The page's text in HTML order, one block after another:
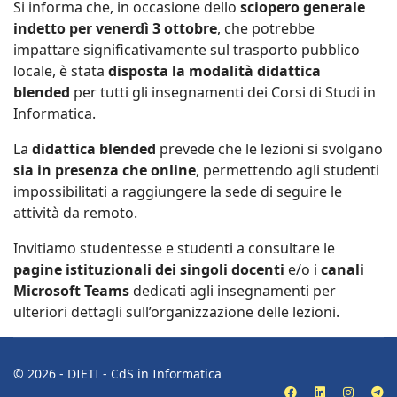
Si informa che, in occasione dello sciopero generale
indetto per venerdì 3 ottobre, che potrebbe
impattare significativamente sul trasporto pubblico
locale, è stata disposta la modalità didattica
blended per tutti gli insegnamenti dei Corsi di Studi in
Informatica.
La didattica blended prevede che le lezioni si svolgano
sia in presenza che online, permettendo agli studenti
impossibilitati a raggiungere la sede di seguire le
attività da remoto.
Invitiamo studentesse e studenti a consultare le
pagine istituzionali dei singoli docenti e/o i canali
Microsoft Teamsdedicati agli insegnamenti per
ulteriori dettagli sull’organizzazione delle lezioni.
© 2026 - DIETI - CdS in Informatica